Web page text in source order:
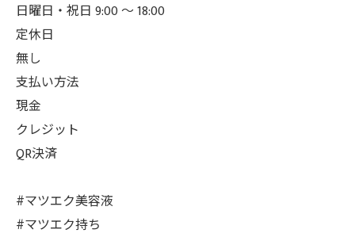
日曜日・祝日 9:00 ～ 18:00
定休日
無し
支払い方法
現金
クレジット
QR決済
#マツエク美容液
#マツエク持ち